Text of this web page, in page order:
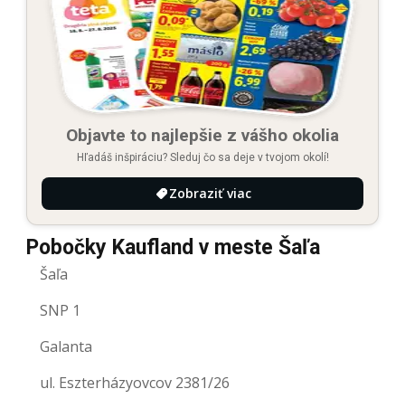
Objavte to najlepšie z vášho okolia
Hľadáš inšpiráciu? Sleduj čo sa deje v tvojom okolí!
Zobraziť viac
Pobočky Kaufland v meste Šaľa
Šaľa
SNP 1
Galanta
ul. Eszterházyovcov 2381/26